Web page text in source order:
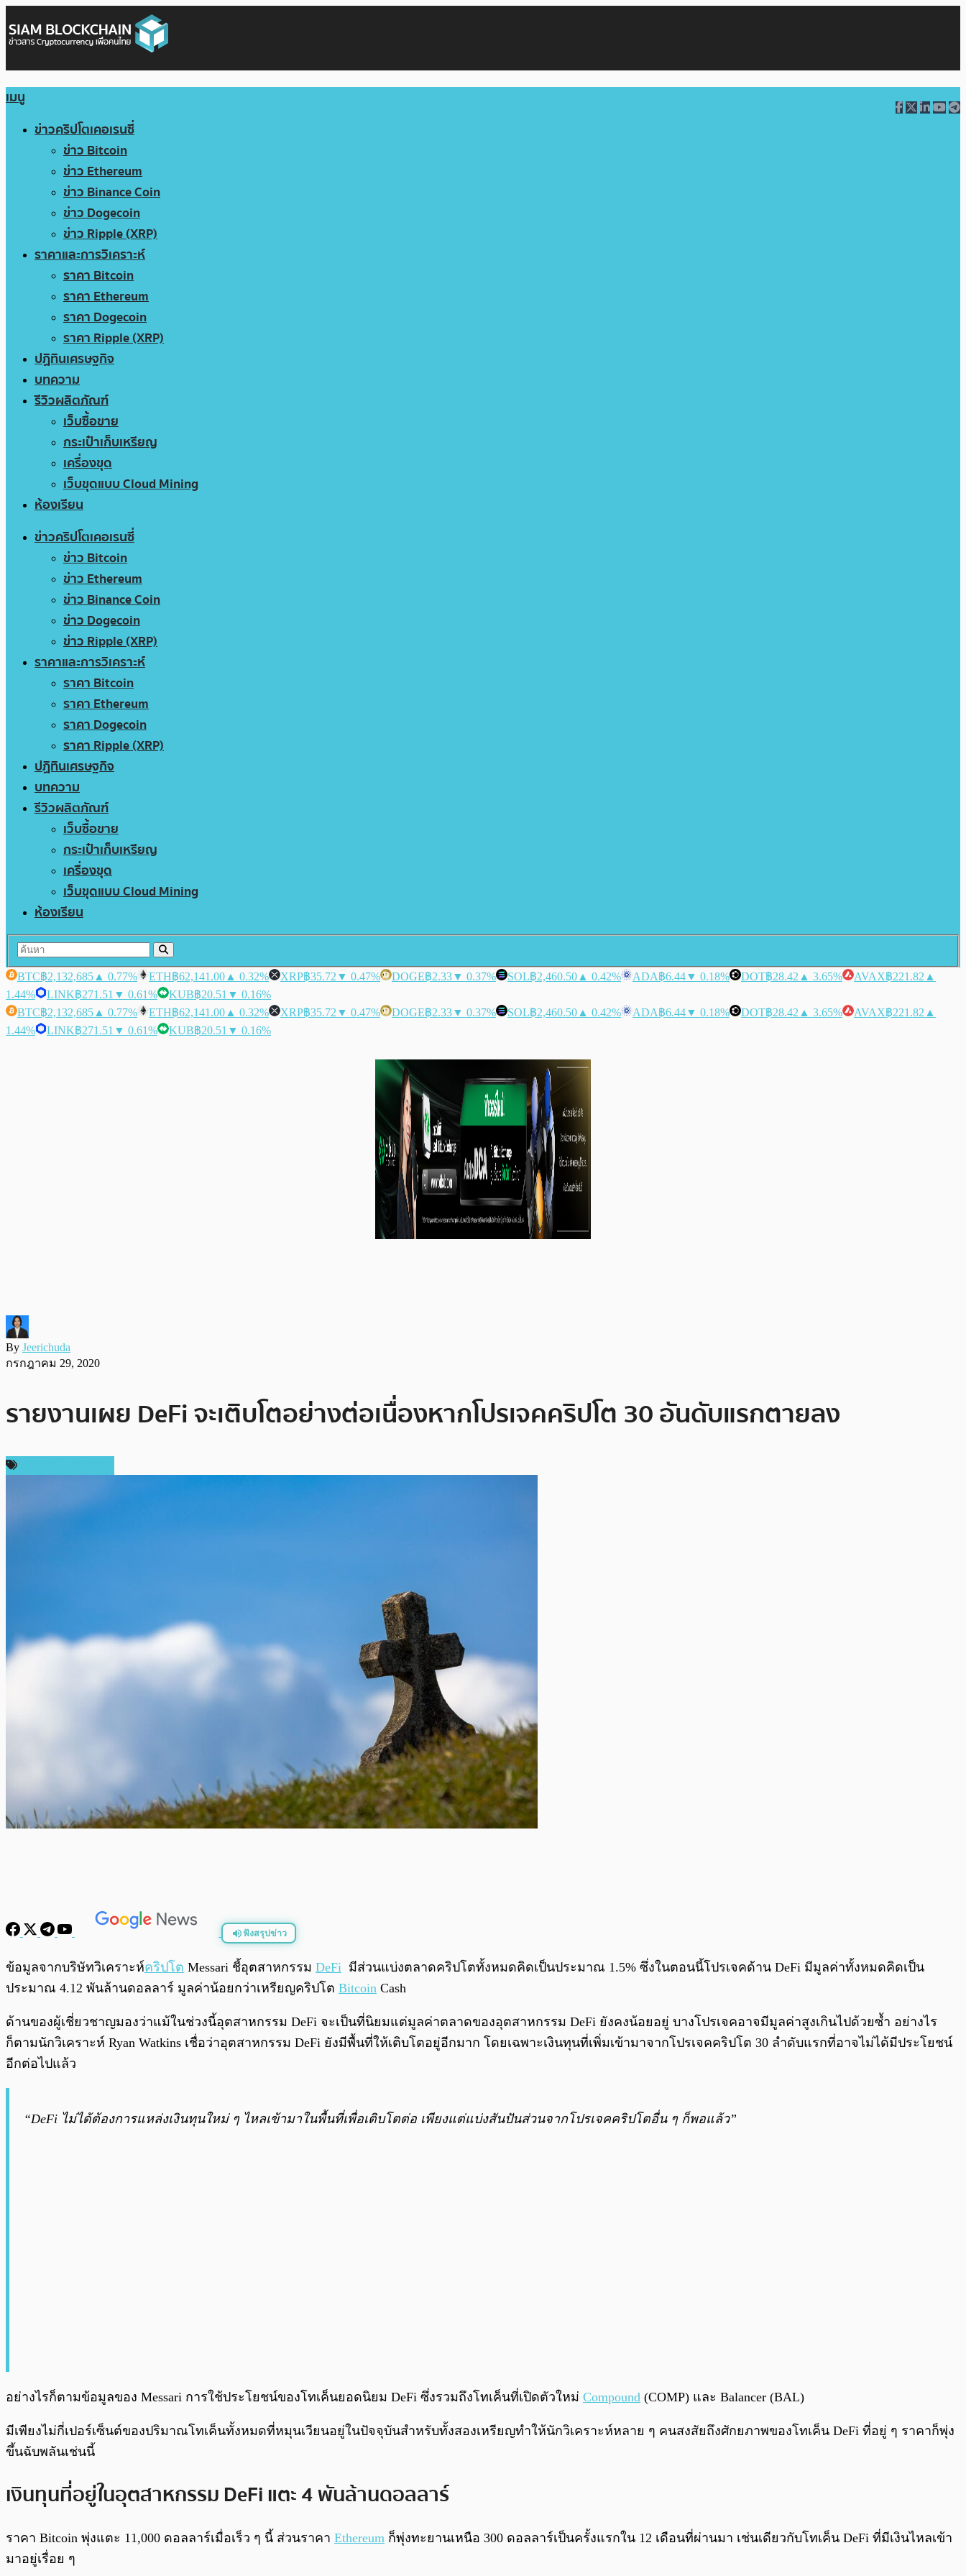
เมนู
ข่าวคริปโตเคอเรนซี่
ข่าว Bitcoin
ข่าว Ethereum
ข่าว Binance Coin
ข่าว Dogecoin
ข่าว Ripple (XRP)
ราคาและการวิเคราะห์
ราคา Bitcoin
ราคา Ethereum
ราคา Dogecoin
ราคา Ripple (XRP)
ปฏิทินเศรษฐกิจ
บทความ
รีวิวผลิตภัณฑ์
เว็บซื้อขาย
กระเป๋าเก็บเหรียญ
เครื่องขุด
เว็บขุดแบบ Cloud Mining
ห้องเรียน
ข่าวคริปโตเคอเรนซี่
ข่าว Bitcoin
ข่าว Ethereum
ข่าว Binance Coin
ข่าว Dogecoin
ข่าว Ripple (XRP)
ราคาและการวิเคราะห์
ราคา Bitcoin
ราคา Ethereum
ราคา Dogecoin
ราคา Ripple (XRP)
ปฏิทินเศรษฐกิจ
บทความ
รีวิวผลิตภัณฑ์
เว็บซื้อขาย
กระเป๋าเก็บเหรียญ
เครื่องขุด
เว็บขุดแบบ Cloud Mining
ห้องเรียน
BTC฿2,132,685 ▲ 0.77% ETH฿62,141.00 ▲ 0.32% XRP฿35.72 ▼ 0.47% DOGE฿2.33▼ 0.37% SOL฿2,460.50 ▲ 0.42% ADA฿6.44▼ 0.18% DOT฿28.42 ▲ 3.65% AVAX฿221.82 ▲
1.44%
LINK฿271.51 ▼ 0.61% KUB฿20.51 ▼ 0.16%
BTC฿2,132,685 ▲ 0.77% ETH฿62,141.00 ▲ 0.32% XRP฿35.72 ▼ 0.47% DOGE฿2.33▼ 0.37% SOL฿2,460.50 ▲ 0.42% ADA฿6.44▼ 0.18% DOT฿28.42 ▲ 3.65% AVAX฿221.82 ▲
1.44%
LINK฿271.51 ▼ 0.61% KUB฿20.51 ▼ 0.16%
By Jeerichuda
กรกฎาคม 29, 2020
รายงานเผย DeFi จะเติบโตอย่างต่อเนื่องหากโปรเจคคริปโต 30 อันดับแรกตายลง
ฟังสรุปข่าว
พร้อมเล่น /0:00
ข้อมูลจากบริษัทวิเคราะห์คริปโต Messari ชี้อุตสาหกรรม DeFi มีส่วนแบ่งตลาดคริปโตทั้งหมดคิดเป็นประมาณ 1.5% ซึ่งในตอนนี้โปรเจคด้าน DeFi มีมูลค่าทั้งหมดคิดเป็น
ประมาณ 4.12 พันล้านดอลลาร์ มูลค่าน้อยกว่าเหรียญคริปโต Bitcoin Cash
ด้านของผู้เชี่ยวชาญมองว่าแม้ในช่วงนี้อุตสาหกรรม DeFi จะเป็นที่นิยมแต่มูลค่าตลาดของอุตสาหกรรม DeFi ยังคงน้อยอยู่ บางโปรเจคอาจมีมูลค่าสูงเกินไปด้วยซ้ำ อย่างไร
ก็ตามนักวิเคราะห์ Ryan Watkins เชื่อว่าอุตสาหกรรม DeFi ยังมีพื้นที่ให้เติบโตอยู่อีกมาก โดยเฉพาะเงินทุนที่เพิ่มเข้ามาจากโปรเจคคริปโต 30 ลำดับแรกที่อาจไม่ได้มีประโยชน์
อีกต่อไปแล้ว
“DeFi ไม่ได้ต้องการแหล่งเงินทุนใหม่ ๆ ไหลเข้ามาในพื้นที่เพื่อเติบโตต่อ เพียงแต่แบ่งสันปันส่วนจากโปรเจคคริปโตอื่น ๆ ก็พอแล้ว”
อย่างไรก็ตามข้อมูลของ Messari การใช้ประโยชน์ของโทเค็นยอดนิยม DeFi ซึ่งรวมถึงโทเค็นที่เปิดตัวใหม่ Compound (COMP) และ Balancer (BAL)
มีเพียงไม่กี่เปอร์เซ็นต์ของปริมาณโทเค็นทั้งหมดที่หมุนเวียนอยู่ในปัจจุบันสำหรับทั้งสองเหรียญทำให้นักวิเคราะห์หลาย ๆ คนสงสัยถึงศักยภาพของโทเค็น DeFi ที่อยู่ ๆ ราคาก็พุ่ง
ขึ้นฉับพลันเช่นนี้
เงินทุนที่อยู่ในอุตสาหกรรม DeFi แตะ 4 พันล้านดอลลาร์
ราคา Bitcoin พุ่งแตะ 11,000 ดอลลาร์เมื่อเร็ว ๆ นี้ ส่วนราคา Ethereum ก็พุ่งทะยานเหนือ 300 ดอลลาร์เป็นครั้งแรกใน 12 เดือนที่ผ่านมา เช่นเดียวกับโทเค็น DeFi ที่มีเงินไหลเข้า
มาอยู่เรื่อย ๆ